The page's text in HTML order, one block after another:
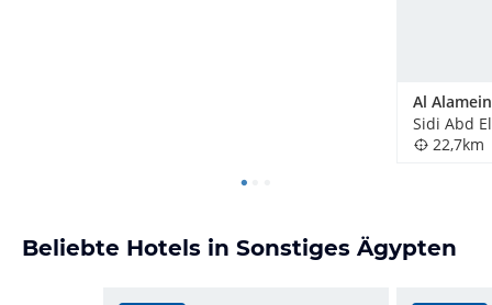
Al
Sidi Abd
22,7km
Beliebte Hotels in Sonstiges Ägypten